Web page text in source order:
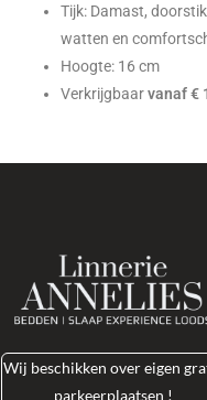
Tijk: Damast,
watten en
Hoogte: 16 cm
Verkrijgbaarvanaf €
Wij beschikken over eigen
parkeerplaatsen !